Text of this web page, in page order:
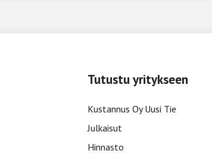
Tutustu yritykseen
Kustannus Oy Uusi Tie
Julkaisut
Hinnasto